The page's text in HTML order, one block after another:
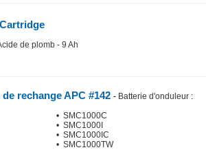
de plomb - 9 Ah
rechange APC #142 - Batterie d'onduleur :
• SMC1000C
• SMC1000I
• SMC1000IC
• SMC1000TW